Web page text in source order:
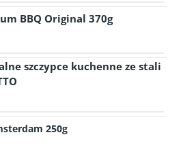
BBQ Original 370g
szczypce kuchenne ze stali
250g